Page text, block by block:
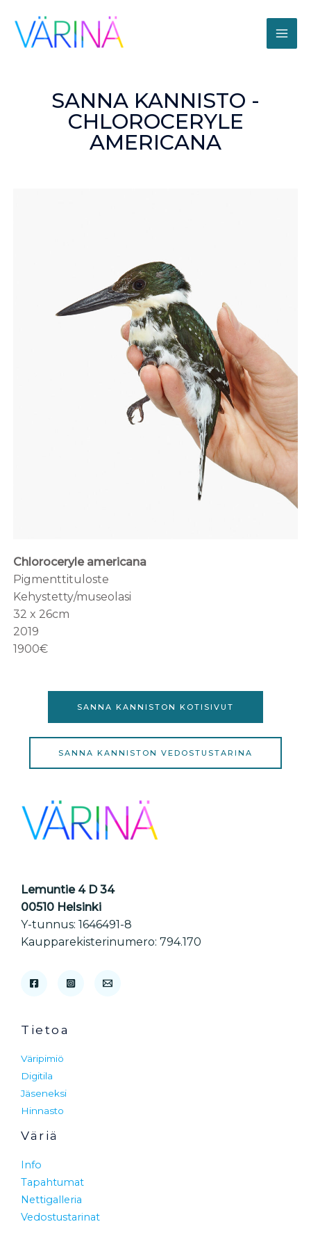
SANNA KANNISTO -
CHLOROCERYLE
AMERICANA
Chloroceryle americana
Pigmenttituloste
Kehystetty/museolasi
32 x 26cm
2019
1900€
SANNA KANNISTON KOTISIVUT
SANNA KANNISTON VEDOSTUSTARINA
Lemuntie 4 D 34
00510 Helsinki
Y-tunnus: 1646491-8
Kaupparekisterinumero: 794.170
Tietoa
Väripimiö
Digitila
Jäseneksi
Hinnasto
Väriä
Info
Tapahtumat
Nettigalleria
Vedostustarinat